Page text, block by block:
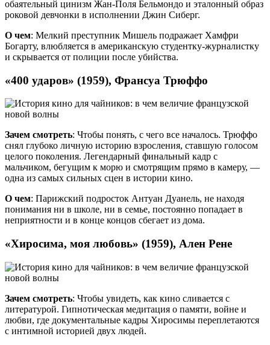
обаятельный цинизм Жан-Поля Бельмондо и эталонный образ
роковой девчонки в исполнении Джин Сиберг.
О чем: Мелкий преступник Мишель подражает Хамфри
Богарту, влюбляется в американскую студентку-журналистку
и скрывается от полиции после убийства.
«400 ударов» (1959), Франсуа Трюффо
Зачем смотреть: Чтобы понять, с чего все началось. Трюффо
снял глубоко личную историю взросления, ставшую голосом
целого поколения. Легендарный финальный кадр с
мальчиком, бегущим к морю и смотрящим прямо в камеру, —
одна из самых сильных сцен в истории кино.
О чем: Парижский подросток Антуан Дуанель, не находя
понимания ни в школе, ни в семье, постоянно попадает в
неприятности и в конце концов сбегает из дома.
«Хиросима, моя любовь» (1959), Ален Рене
Зачем смотреть: Чтобы увидеть, как кино сливается с
литературой. Гипнотическая медитация о памяти, войне и
любви, где документальные кадры Хиросимы переплетаются
с интимной историей двух людей.